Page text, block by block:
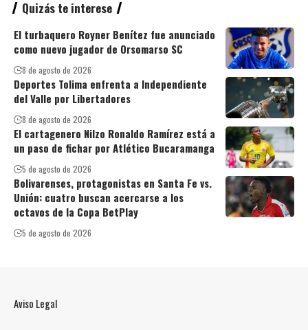
Quizás te interese
El turbaquero Royner Benítez fue anunciado
como nuevo jugador de Orsomarso SC
8 de agosto de 2026
Deportes Tolima enfrenta a Independiente
del Valle por Libertadores
8 de agosto de 2026
El cartagenero Nilzo Ronaldo Ramírez está a
un paso de fichar por Atlético Bucaramanga
5 de agosto de 2026
Bolivarenses, protagonistas en Santa Fe vs.
Unión: cuatro buscan acercarse a los
octavos de la Copa BetPlay
5 de agosto de 2026
Aviso Legal